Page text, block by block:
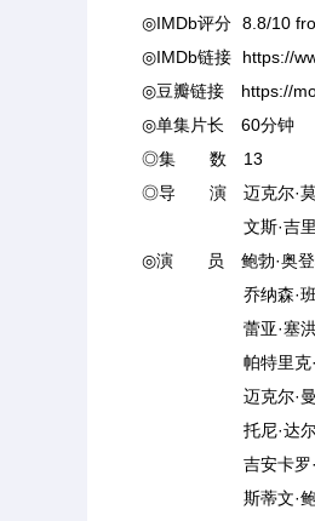
◎IMDb评分 8.8/10
◎IMDb链接 https://
◎豆瓣链接 https://
◎单集片长 60分钟
◎集 数 13
◎导 演 迈克尔·莫
文斯·吉里根 /
◎演 员 鲍勃·奥登科
乔纳森·班克斯 /
蕾亚·塞洪 /
帕特里克·法比
迈克尔·曼多 /
托尼·达尔顿 /
吉安卡罗·埃斯波
斯蒂文·鲍尔 /